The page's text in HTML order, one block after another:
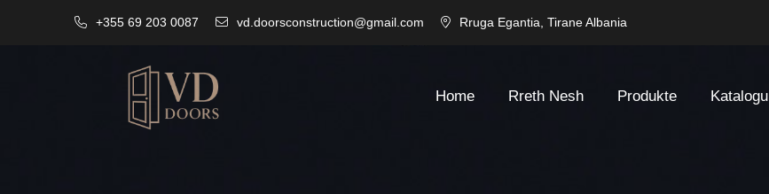
+355 69 203 0087 vd.doorsconstruction@gmail.com Rruga Egantia, Tirane Albania
Home Rreth Nesh Produkte Katalogu